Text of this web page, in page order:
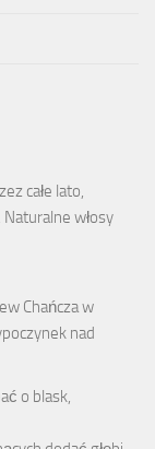
całe lato,
włosy
Chańcza w
nad
o blask,